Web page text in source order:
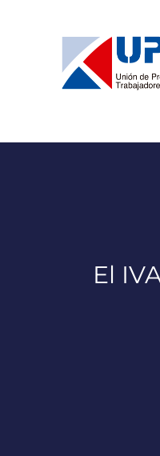
El